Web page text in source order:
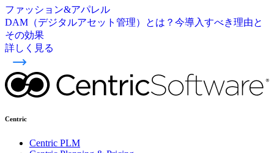
ファッション&アパレル
DAM（デジタルアセット管理）とは？今導入すべき理由と
その効果
詳しく見る
Centric
Centric PLM